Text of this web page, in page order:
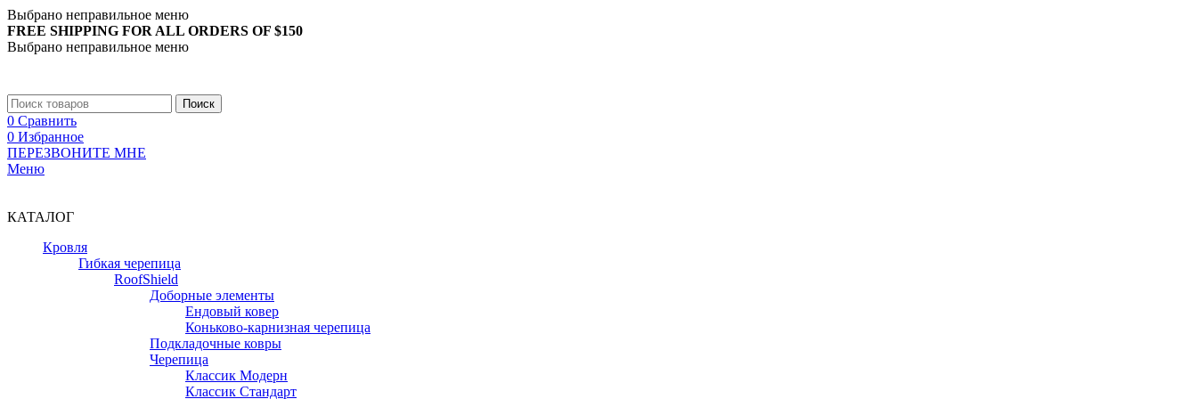
Выбрано неправильное меню
FREE SHIPPING FOR ALL ORDERS OF $150
Выбрано неправильное меню
Поиск
0 Сравнить
0 Избранное
ПЕРЕЗВОНИТЕ МНЕ
Меню
КАТАЛОГ
Кровля
Гибкая черепица
RoofShield
Доборные элементы
Ендовый ковер
Коньково-карнизная черепица
Подкладочные ковры
Черепица
Классик Модерн
Классик Стандарт